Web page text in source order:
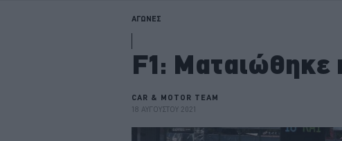
ΑΓΩΝΕΣ
F1: Ματαιώθηκε
CAR & MOTOR TEAM
18 ΑΥΓΟΥΣΤΟΥ 2021